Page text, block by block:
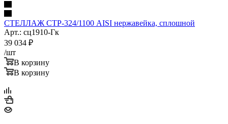
СТЕЛЛАЖ СТР-324/1100 AISI нержавейка, сплошной
Арт.: сц1910-Гк
39 034 ₽
/шт
В корзину
В корзину